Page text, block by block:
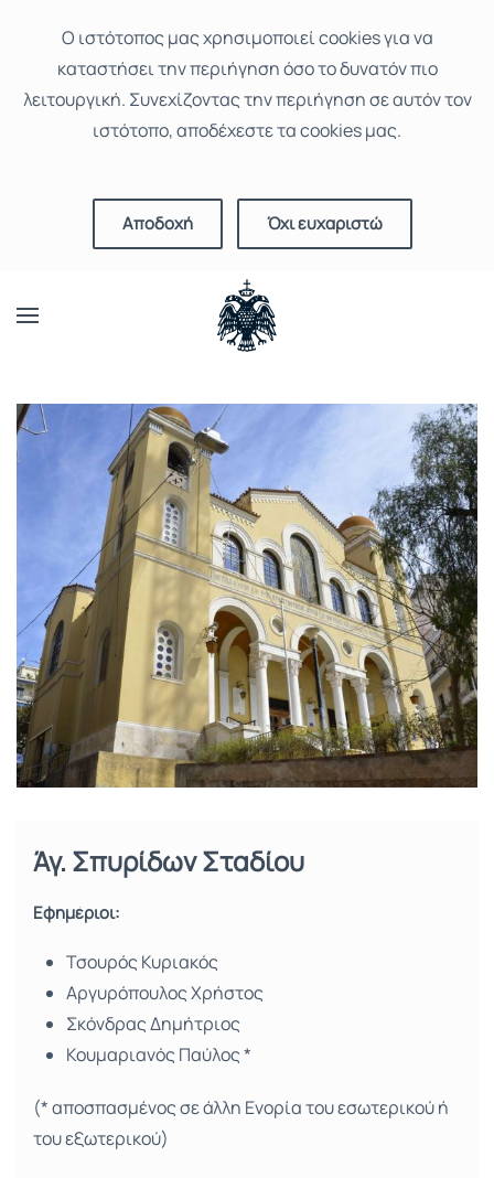
Ο ιστότοπoς μας χρησιμοποιεί cookies για να
καταστήσει την περιήγηση όσο το δυνατόν πιο
λειτουργική. Συνεχίζοντας την περιήγηση σε αυτόν τον
ιστότοπο, αποδέχεστε τα cookies μας.
Αποδοχή Όχι ευχαριστώ
Άγ. Σπυρίδων Σταδίου
Εφημέριοι:
Τσουρός Κυριακός
Αργυρόπουλος Χρήστος
Σκόνδρας Δημήτριος
Κουμαριανός Παύλος *
(* αποσπασμένος σε άλλη Ενορία του εσωτερικού ή
του εξωτερικού)